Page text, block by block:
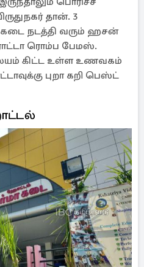
தான். 3
கடை நடத்தி வரும் ஹசன்
ரொம்ப பேமஸ்.
கிட்ட உள்ள உணவகம்
புறா கறி பெஸ்ட்